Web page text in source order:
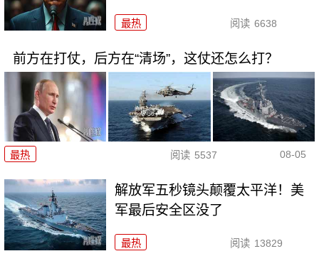
最热 阅读 6638
前方在打仗，后方在“清场”，这仗还怎么打？
最热 阅读 5537 08-05
解放军五秒镜头颠覆太平洋！美
军最后安全区没了
最热 阅读 13829